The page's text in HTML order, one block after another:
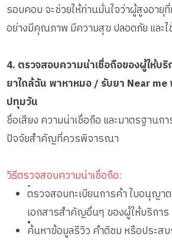
รอบคอบ จะช่วยให้ท่านมั่นใจว่าผู้สูงอายุ
อย่างมีคุณภาพ มีความสุข ปลอดภัย และ
4. ตรวจสอบความน่าเชื่อถือของผู้ให้บ
ยาใกล้ฉัน พาหาหมอ / รับยา Near
ปทุมวัน
ชื่อเสียง ความน่าเชื่อถือ และมาตรฐานก
ปัจจัยสำคัญที่ควรพิจารณา
วิธีตรวจสอบความน่าเชื่อถือ:
•
ตรวจสอบทะเบียนการค้า ใบอนุญา
เอกสารสำคัญอื่นๆ ของผู้ให้บริการ
•
ค้นหาข้อมูลรีวิว คำติชม หรือประส